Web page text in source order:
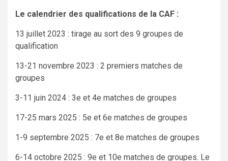
Le calendrier des qualifications de la CAF :
13 juillet 2023 : tirage au sort des 9 groupes de
qualification
13-21 novembre 2023 : 2 premiers matches de
groupes
3-11 juin 2024 : 3e et 4e matches de groupes
17-25 mars 2025 : 5e et 6e matches de groupes
1-9 septembre 2025 : 7e et 8e matches de groupes
6-14 octobre 2025 : 9e et 10e matches de groupes. Le